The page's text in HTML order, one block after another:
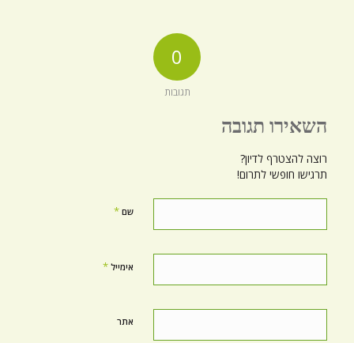
0
תגובות
השאירו תגובה
רוצה להצטרף לדיון?
תרגישו חופשי לתרום!
שם *
אימייל *
אתר